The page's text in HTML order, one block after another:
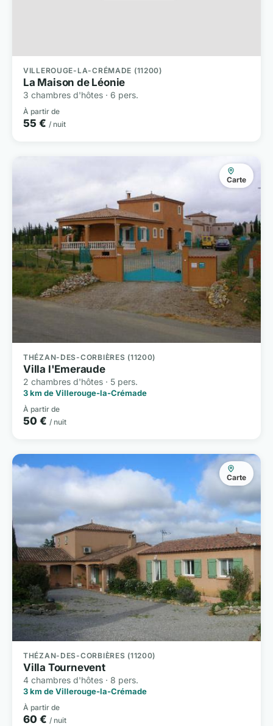
VILLEROUGE-LA-CRÉMADE (11200)
La Maison de Léonie
3 chambres d'hôtes · 6 pers.
À partir de
55 € / nuit
Carte
THÉZAN-DES-CORBIÈRES (11200)
Villa l'Emeraude
2 chambres d'hôtes · 5 pers.
3 km de Villerouge-la-Crémade
À partir de
50 € / nuit
Carte
THÉZAN-DES-CORBIÈRES (11200)
Villa Tournevent
4 chambres d'hôtes · 8 pers.
3 km de Villerouge-la-Crémade
À partir de
60 € / nuit